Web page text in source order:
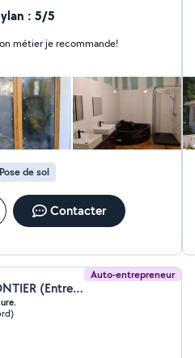
: 5/5
métier je recommande!
Pose de sol
Contacter
Auto-entrepreneur
Jean Louis GONTIER (Entreprise GONTIER JEAN LOUIS)